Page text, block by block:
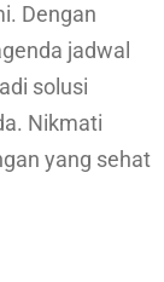
Dengan
jadwal
solusi
Nikmati
yang sehat